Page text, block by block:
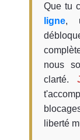
Que tu
ligne,
nous
clarté.
liberté